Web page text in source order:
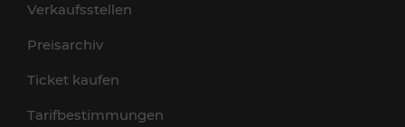
Verkaufsstellen
Preisarchiv
Ticket kaufen
Tarifbestimmungen